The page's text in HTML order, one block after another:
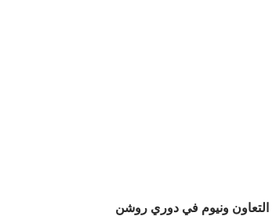
التعاون ونيوم في دوري روشن